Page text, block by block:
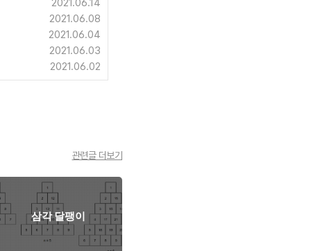
2021.06.14
2021.06.08
2021.06.04
2021.06.03
2021.06.02
관련글 더보기
삼각 달팽이